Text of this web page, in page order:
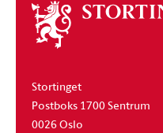
Om
stortinget
Stortinget
Postboks 1700 Sentrum
0026 Oslo